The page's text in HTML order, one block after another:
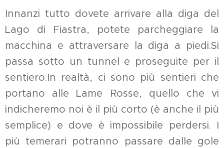
Innanzi tutto dovete arrivare alla diga del
Lago di Fiastra, potete parcheggiare la
macchina e attraversare la diga a piedi.Si
passa sotto un tunnel e proseguite per il
sentiero.In realtà, ci sono più sentieri che
portano alle Lame Rosse, quello che vi
indicheremo noi è il più corto (è anche il più
semplice) e dove è impossibile perdersi. I
più temerari potranno passare dalle gole